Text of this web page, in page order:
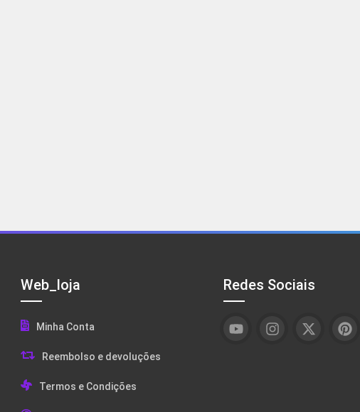
Web_loja
Minha Conta
Reembolso e devoluções
Termos e Condições
Redes Sociais